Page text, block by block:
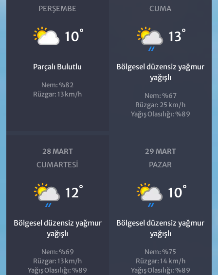
PERŞEMBE
10°
Parçalı Bulutlu
Nem: %82
Rüzgar: 13 km/h
CUMA
13°
Bölgesel düzensiz yağmur
yağışlı
Nem: %67
Rüzgar: 25 km/h
Yağış Olasılığı: %89
28 MART
CUMARTESI
12°
Bölgesel düzensiz yağmur
yağışlı
Nem: %69
Rüzgar: 13 km/h
Yağış Olasılığı: %89
29 MART
PAZAR
10°
Bölgesel düzensiz yağmur
yağışlı
Nem: %75
Rüzgar: 14 km/h
Yağış Olasılığı: %89